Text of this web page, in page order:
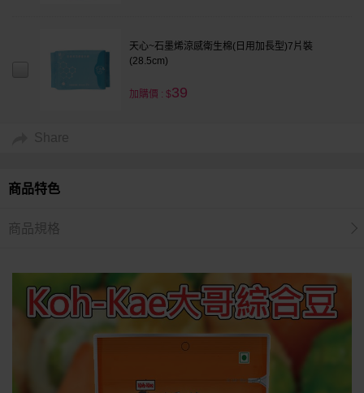
天心~石墨烯涼感衛生棉(日用加長型)7片裝
(28.5cm)
加購價 : $39
Share
商品特色
商品規格